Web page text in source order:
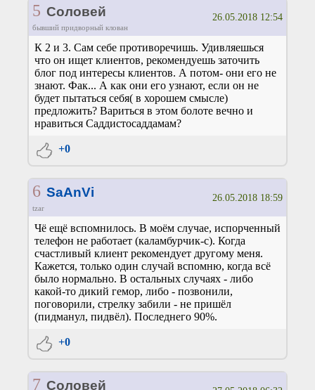
5 Соловей
бывший придворный клован
26.05.2018 12:54
К 2 и 3. Сам себе противоречишь. Удивляешься
что он ищет клиентов, рекомендуешь заточить
блог под интересы клиентов. А потом- они его не
знают. Фак... А как они его узнают, если он не
будет пытаться себя( в хорошем смысле)
предложить? Вариться в этом болоте вечно и
нравиться Саддистосаддамам?
+0
6 SaAnVi
tzar
26.05.2018 18:59
Чё ещё вспомнилось. В моём случае, испорченный
телефон не работает (каламбурчик-с). Когда
счастливый клиент рекомендует другому меня.
Кажется, только один случай вспомню, когда всё
было нормально. В остальных случаях - либо
какой-то дикий гемор, либо - позвонили,
поговорили, стрелку забили - не пришёл
(пидманул, пидвёл). Последнего 90%.
+0
7 Соловей